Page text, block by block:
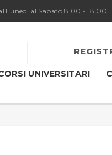
Lunedi al Sabato 8.00 - 18.00
UNIVERSITARI